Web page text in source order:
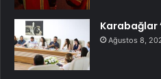
Karabağlar
Ağustos 8,